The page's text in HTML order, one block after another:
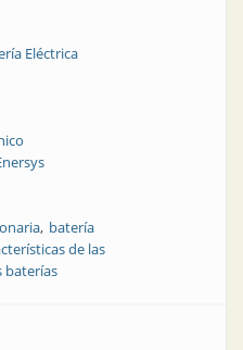
Eléctrica
batería
de las
baterías
la batería correcta